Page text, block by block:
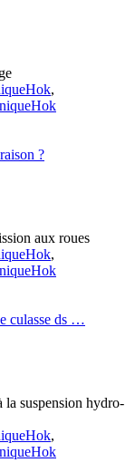
,
?
aux roues
,
culasse ds …
la suspension hydro-
,